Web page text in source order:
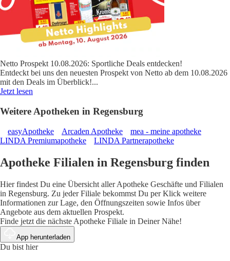
Netto Prospekt 10.08.2026: Sportliche Deals entdecken!
Entdeckt bei uns den neuesten Prospekt von Netto ab dem 10.08.2026
mit den Deals im Überblick!...
Jetzt lesen
Weitere Apotheken in Regensburg
easyApotheke Arcaden Apotheke
mea - meine apotheke
LINDA Premiumapotheke
LINDA Partnerapotheke
Apotheke Filialen in Regensburg finden
Hier findest Du eine Übersicht aller Apotheke Geschäfte und Filialen
in Regensburg. Zu jeder Filiale bekommst Du per Klick weitere
Informationen zur Lage, den Öffnungszeiten sowie Infos über
Angebote aus dem aktuellen Prospekt.
Finde jetzt die nächste Apotheke Filiale in Deiner Nähe!
App herunterladen
Du bist hier